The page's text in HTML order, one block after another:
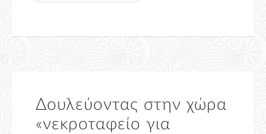
Δουλεύοντας στην χώρα
«νεκροταφείο για